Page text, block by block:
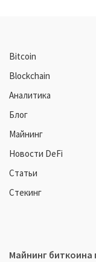
Bitcoin
Blockchain
Аналитика
Блог
Майнинг
Новости DeFi
Статьи
Стекинг
Майнинг биткоина